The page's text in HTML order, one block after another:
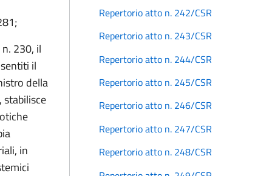
230, il
il
della
stabilisce
in
Repertorio atto n. 242/CSR
Repertorio atto n. 243/CSR
Repertorio atto n. 244/CSR
Repertorio atto n. 245/CSR
Repertorio atto n. 246/CSR
Repertorio atto n. 247/CSR
Repertorio atto n. 248/CSR